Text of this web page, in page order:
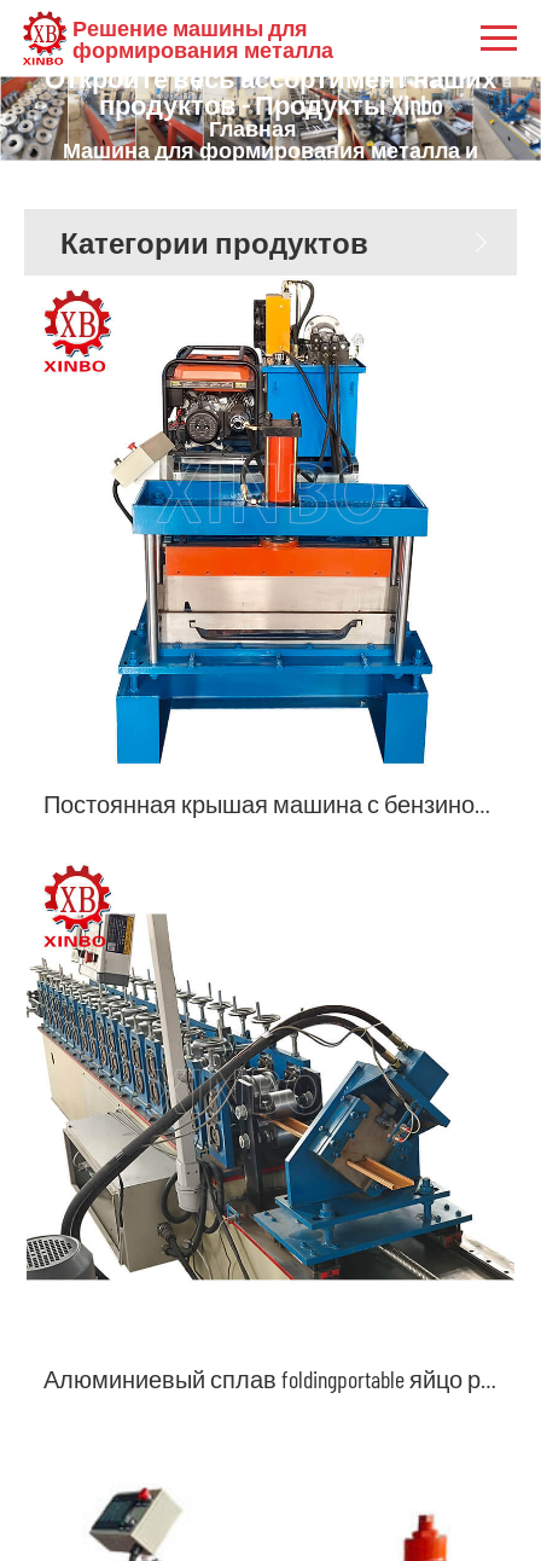
Решение машины для
формирования металла
Машина для формирования металла
и машина для формирования рулона:
Откройте весь ассортимент наших
продуктов - Продукты Xinbo
Главная
Машина для формирования металла и
Категории продуктов
Постоянная крышая машина с бензиновым генератором
Алюминиевый сплав foldingportable яйцо рулон стол панель машина